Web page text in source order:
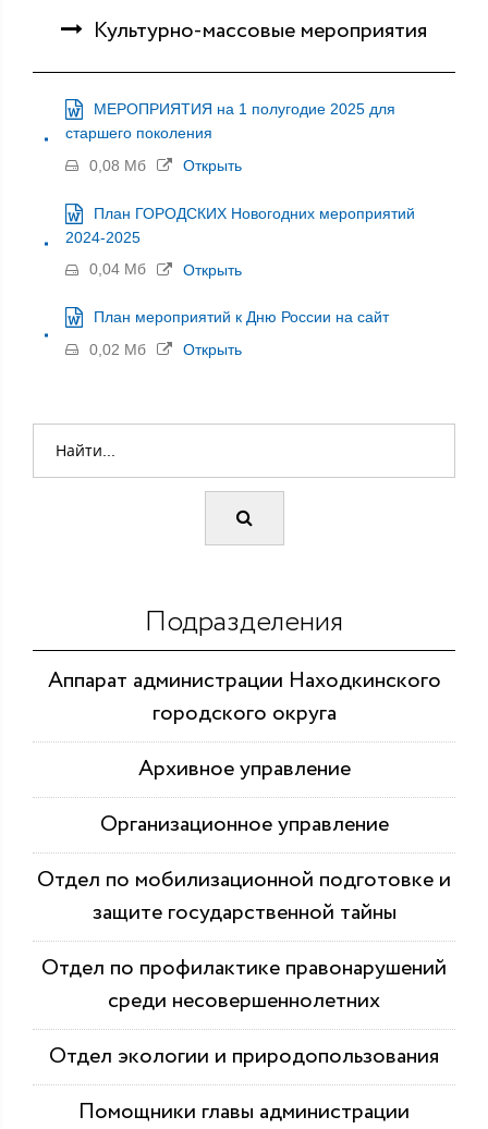
Культурно-массовые мероприятия
МЕРОПРИЯТИЯ на 1 полугодие 2025 для
старшего поколения
0,08 Мб
Открыть
План ГОРОДСКИХ Новогодних мероприятий
2024-2025
0,04 Мб
Открыть
План мероприятий к Дню России на сайт
0,02 Мб
Открыть
Подразделения
Аппарат администрации Находкинского
городского округа
Архивное управление
Организационное управление
Отдел по мобилизационной подготовке и
защите государственной тайны
Отдел по профилактике правонарушений
среди несовершеннолетних
Отдел экологии и природопользования
Помощники главы администрации